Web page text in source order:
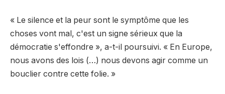
« Le silence et la peur sont le symptôme que les
choses vont mal, c'est un signe sérieux que la
démocratie s'effondre », a-t-il poursuivi. « En Europe,
nous avons des lois (…) nous devons agir comme un
bouclier contre cette folie. »